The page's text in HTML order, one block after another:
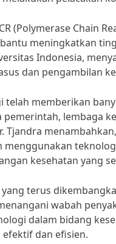
(Polymerase Chain
meningkatkan
Indonesia,
dan pengambilan
memberikan
lembaga
Tjandra
kesehatan yang
terus
wabah
dalam bidang
efektif dan efisien.